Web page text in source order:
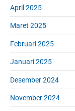
April 2025
Maret 2025
Februari 2025
Januari 2025
Desember 2024
November 2024